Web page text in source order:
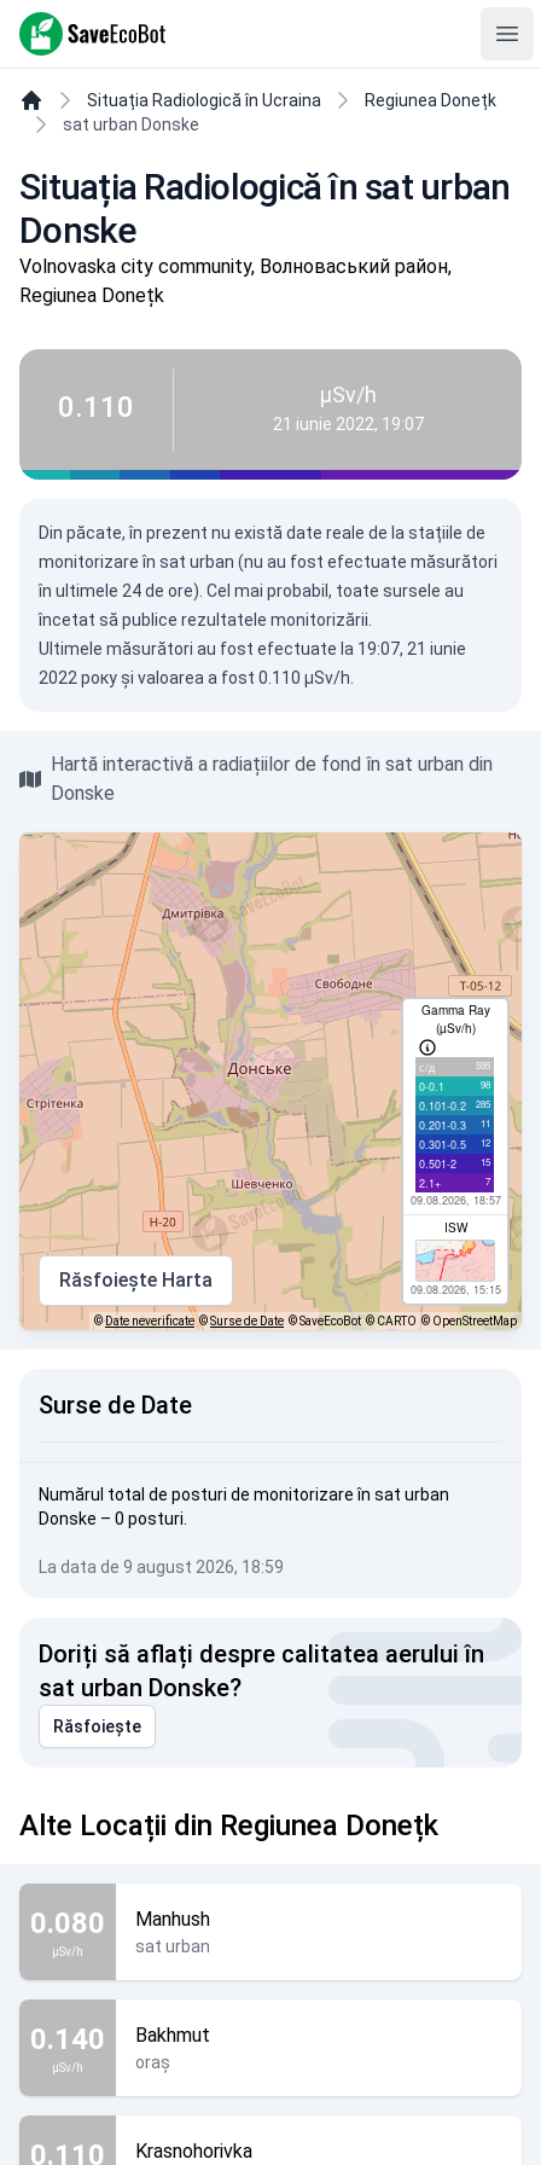
SaveEcoBot
Situația Radiologică în Ucraina
Regiunea Donețk
sat urban Donske
Situația Radiologică în sat urban
Donske
Volnovaska city community, Волноваський район,
Regiunea Donețk
0.110 µSv/h
21 iunie 2022, 19:07
Din păcate, în prezent nu există date reale de la stațiile de
monitorizare în sat urban (nu au fost efectuate măsurători
în ultimele 24 de ore). Cel mai probabil, toate sursele au
încetat să publice rezultatele monitorizării.
Ultimele măsurători au fost efectuate la 19:07, 21 iunie
2022 року și valoarea a fost 0.110 µSv/h.
Hartă interactivă a radiațiilor de fond în sat urban din
Donske
Gamma Ray
(µSv/h)
с/д 595
0-0.1 98
0.101-0.2 285
0.201-0.3 11
0.301-0.5 12
0.501-2 15
2.1+ 7
09.08.2026, 18:57
ISW
09.08.2026, 15:15
Răsfoiește Harta
©Date neverificate ©Surse de Date © SaveEcoBot © CARTO © OpenStreetMap
Surse de Date
Numărul total de posturi de monitorizare în sat urban
Donske – 0 posturi.
La data de 9 august 2026, 18:59
Doriți să aflați despre calitatea aerului în
sat urban Donske?
Răsfoiește
Alte Locații din Regiunea Donețk
0.080
µSv/h
Manhush
sat urban
0.140
µSv/h
Bakhmut
oraș
0.110 Krasnohorivka